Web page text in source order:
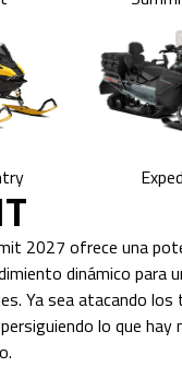
2027 ofrece una
dinámico para
Ya sea atacando
lo que